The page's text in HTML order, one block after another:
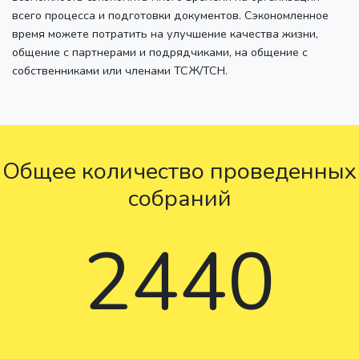
всего процесса и подготовки документов. Сэкономленное
время можете потратить на улучшение качества жизни,
общение с партнерами и подрядчиками, на общение с
собственниками или членами ТСЖ/ТСН.
Общее количество проведенных
собраний
2440